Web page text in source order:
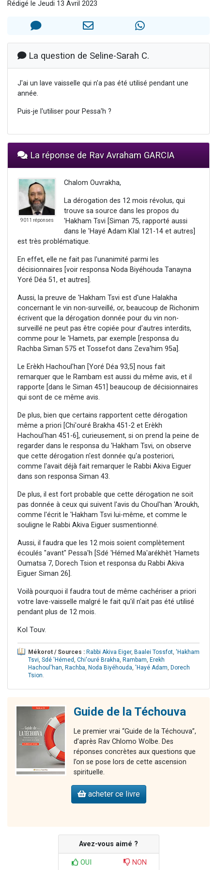
Eva vient de donner son Maasser
Eli vient de donner son Maasser
Rédigé le Jeudi 13 Avril 2023
La question de Seline-Sarah C.
J'ai un lave vaisselle qui n'a pas été utilisé pendant une
année.
Puis-je l'utiliser pour Pessa'h ?
La réponse de Rav Avraham GARCIA
9011 réponses
Chalom Ouvrakha,
La dérogation des 12 mois révolus, qui
trouve sa source dans les propos du
'Hakham Tsvi [Siman 75, rapporté aussi
dans le 'Hayé Adam Klal 121-14 et autres]
est très problématique.
En effet, elle ne fait pas l'unanimité parmi les
décisionnaires [voir responsa Noda Biyéhouda Tanayna
Yoré Déa 51, et autres].
Aussi, la preuve de 'Hakham Tsvi est d'une Halakha
concernant le vin non-surveillé, or, beaucoup de Richonim
écrivent que la dérogation donnée pour du vin non-
surveillé ne peut pas être copiée pour d'autres interdits,
comme pour le 'Hamets, par exemple [responsa du
Rachba Siman 575 et Tossefot dans Zeva'him 95a].
Le Erèkh Hachoul'han [Yoré Déa 93,5] nous fait
remarquer que le Rambam est aussi du même avis, et il
rapporte [dans le Siman 451] beaucoup de décisionnaires
qui sont de ce même avis.
De plus, bien que certains rapportent cette dérogation
même a priori [Chi'ouré Brakha 451-2 et Erèkh
Hachoul'han 451-6], curieusement, si on prend la peine de
regarder dans le responsa du 'Hakham Tsvi, on observe
que cette dérogation n'est donnée qu'a posteriori,
comme l'avait déjà fait remarquer le Rabbi Akiva Eiguer
dans son responsa Siman 43.
De plus, il est fort probable que cette dérogation ne soit
pas donnée à ceux qui suivent l'avis du Choul'han 'Aroukh,
comme l'écrit le 'Hakham Tsvi lui-même, et comme le
souligne le Rabbi Akiva Eiguer susmentionné.
Aussi, il faudra que les 12 mois soient complètement
écoulés "avant" Pessa'h [Sdé 'Hémed Ma'arékhèt 'Hamets
Oumatsa 7, Dorech Tsion et responsa du Rabbi Akiva
Eiguer Siman 26].
Voilà pourquoi il faudra tout de même cachériser a priori
votre lave-vaisselle malgré le fait qu'il n'ait pas été utilisé
pendant plus de 12 mois.
Kol Touv.
Mékorot / Sources : Rabbi Akiva Eiger, Baalei Tossfot, 'Hakham
Tsvi, Sdé 'Hémed, Chi'ouré Brakha, Rambam, Erekh
Hachoul'han, Rachba, Noda Biyéhouda, 'Hayé Adam, Dorech
Tsion.
Guide de la Téchouva
Le premier vrai “Guide de la Téchouva”,
d’après Rav Chlomo Wolbe. Des
réponses concrètes aux questions que
l’on se pose lors de cette ascension
spirituelle.
acheter ce livre
Avez-vous aimé ?
OUI NON